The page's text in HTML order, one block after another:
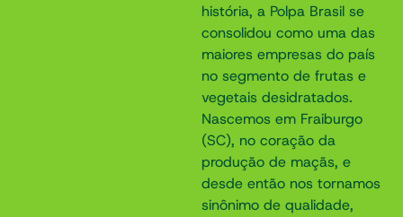
história, a Polpa Brasil se
consolidou como uma das
maiores empresas do país
no segmento de frutas e
vegetais desidratados.
Nascemos em Fraiburgo
(SC), no coração da
produção de maçãs, e
desde então nos tornamos
sinônimo de qualidade,